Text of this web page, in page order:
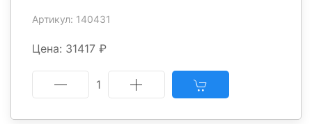
Артикул: 140431
Цена: 31417 ₽
1